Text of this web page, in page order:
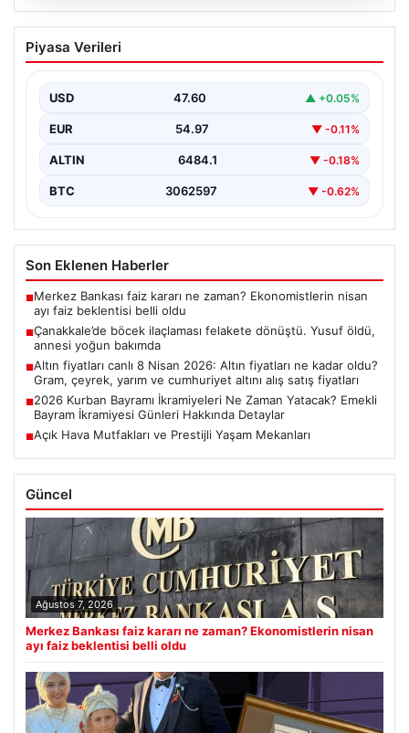
06.08.2026
Çanakkale’de böcek ilaçlaması felakete
dönüştü. Yusuf öldü, annesi yoğun
Piyasa Verileri
USD 47.60 ▲ +0.05%
EUR 54.97 ▼ -0.11%
ALTIN 6484.1 ▼ -0.18%
BTC 3062597 ▼ -0.62%
Son Eklenen Haberler
■Merkez Bankası faiz kararı ne zaman? Ekonomistlerin nisan
ayı faiz beklentisi belli oldu
■Çanakkale’de böcek ilaçlaması felakete dönüştü. Yusuf öldü,
annesi yoğun bakımda
■Altın fiyatları canlı 8 Nisan 2026: Altın fiyatları ne kadar oldu?
Gram, çeyrek, yarım ve cumhuriyet altını alış satış fiyatları
■2026 Kurban Bayramı İkramiyeleri Ne Zaman Yatacak? Emekli
Bayram İkramiyesi Günleri Hakkında Detaylar
■Açık Hava Mutfakları ve Prestijli Yaşam Mekanları
Güncel
Ağustos 7, 2026
Merkez Bankası faiz kararı ne zaman? Ekonomistlerin nisan
ayı faiz beklentisi belli oldu